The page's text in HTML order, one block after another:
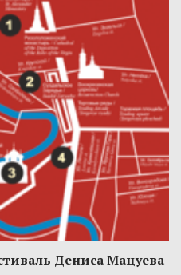
Дениса Мацуева